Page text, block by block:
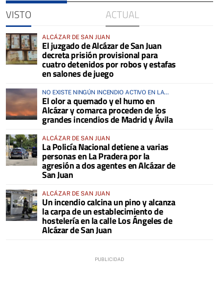
VISTO ACTUAL
ALCÁZAR DE SAN JUAN
El juzgado de Alcázar de San Juan
decreta prisión provisional para
cuatro detenidos por robos y estafas
en salones de juego
NO EXISTE NINGÚN INCENDIO ACTIVO EN LA
COMARCA
El olor a quemado y el humo en
Alcázar y comarca proceden de los
grandes incendios de Madrid y Ávila
ALCÁZAR DE SAN JUAN
La Policía Nacional detiene a varias
personas en La Pradera por la
agresión a dos agentes en Alcázar de
San Juan
ALCÁZAR DE SAN JUAN
Un incendio calcina un pino y alcanza
la carpa de un establecimiento de
hostelería en la calle Los Ángeles de
Alcázar de San Juan